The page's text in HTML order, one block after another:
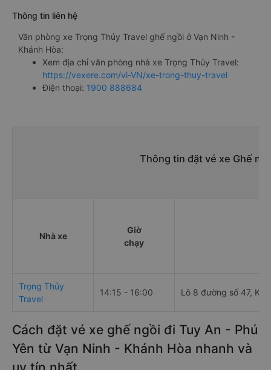
Thông tin liên hệ
Văn phòng xe Trọng Thủy Travel ghế ngồi ở Vạn Ninh -
Khánh Hòa:
Xem địa chỉ văn phòng nhà xe Trọng Thủy Travel:
https://vexere.com/vi-VN/xe-trong-thuy-travel
Điện thoại: 1900 888684
Thông tin đặt vé xe Ghế
Nhà xe
Giờ
chạy
Trọng Thủy
Travel
14:15 - 16:00 Lô 8 đường số 47,
Cách đặt vé xe ghế ngồi đi Tuy An - Phú
Yên từ Vạn Ninh - Khánh Hòa nhanh và